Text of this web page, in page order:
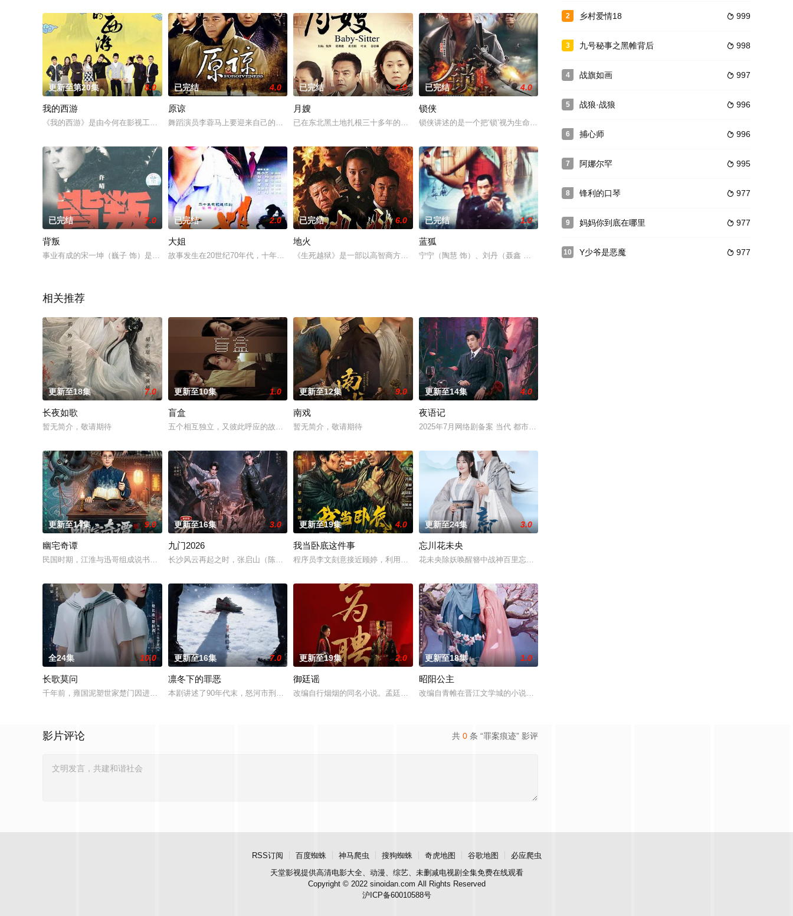
更新至第20集 8.0
我的西游
《我的西游》是由今何在影视工作室联合腾讯倾力打造的西游题材系列爆笑网络剧，这一次今何在并不执迷于再现经典西游元
已完结 4.0
原谅
舞蹈演员李蓉马上要迎来自己的首场演出，跟男朋友曲折也情投意合，准备结婚。在她的事业和人生都要掀开华彩乐章的时候
已完结 2.0
月嫂
已在东北黑土地扎根三十多年的上海知青江茂林（张秋歌 饰），得知母亲丁占菊（奚美娟 饰）病危的消息，和在当地娶的
已完结 4.0
锁侠
锁侠讲述的是一个把‘锁’视为生命的普通锁匠，经过艰难的生活磨砺，使自己从普通的锁匠，成为一代“锁侠”的
已完结 7.0
背叛
事业有成的宋一坤（巍子 饰）是东方建筑装饰工程公司的总经理，某日，他因为偷税漏税而遭到了逮捕，进了班房。受编辑
已完结 2.0
大姐
故事发生在20世纪70年代，十年动乱的汹涌波涛已成为涓涓细流，但是它在人民心中留下的创伤却久久无法愈合。在某钢
已完结 6.0
地火
《生死越狱》是一部以高智商方式展现越狱情节的电视剧，导演陈建一贯擅长军旅、谍战剧的拍摄，此次在《生死越狱》中依
已完结 1.0
蓝狐
宁宁（陶慧 饰）、刘丹（聂鑫 饰）和梁梦真（齐中扬 饰）偶然相识后，因共同的爱好组成“蓝狐”美少女组合，
相关推荐
更新至18集 7.0
长夜如歌
暂无简介，敬请期待
更新至10集 1.0
盲盒
五个相互独立，又彼此呼应的故事——用一场精心策划的“夏令营”完成复仇的受害者；临终前与遗憾和解的“无用之人”；
更新至12集 9.0
南戏
暂无简介，敬请期待
更新至14集 4.0
夜语记
2025年7月网络剧备案 当代 都市 海南越酷文化传媒有限公司
更新至14集 9.0
幽宅奇谭
民国时期，江淮与迅哥组成说书班子，偶遇“白天人住屋，晚上鬼占房”的阴阳宅，江淮被掳走配“阴婚”。他与女探长穆英
更新至16集 3.0
九门2026
长沙风云再起之时，张启山（陈伟霆 饰）与吴老狗（曾舜晞 饰）强强联手，携手霍仙姑（陈瑶 饰）与九门诸人共赴冒险
更新至19集 4.0
我当卧底这件事
程序员李文刻意接近顾婷，利用顾炎女儿奴的属性，请求老炮儿顾炎带自己用程序员身份卧底电诈集团以求查出未婚妻离奇死
更新至24集 3.0
忘川花未央
花未央除妖唤醒簪中战神百里忘川元神，二人共感相连，一同寻仙草修复肉身。未央动心，却不知自身是身负
全24集 10.0
长歌莫问
千年前，雍国泥塑世家楚门因进贡的“十二生肖”离奇流血炸裂，惨遭满门流放，楚父以死鸣冤。楚家大小姐楚梓鸢带着滔天
更新至16集 7.0
凛冬下的罪恶
本剧讲述了90年代末，怒河市刑侦支队在无普及监控、无DNA鉴定技术的支持下，通过摸排、勘查等传统刑侦手段，接连
更新至19集 2.0
御廷谣
改编自行烟烟的同名小说。孟廷辉，大平王朝有史以来个以女子进士科三元及第入翰林院的奇女子。十年前的她被他从死人堆
更新至18集 1.0
昭阳公主
改编自青帷在晋江文学城的小说《平阳公主》。
共 0 条 “罪案痕迹” 影评
影片评论
2  999
乡村爱情18
3  998
九号秘事之黑帷背后
4  997
战旗如画
5  996
战狼·战狼
6  996
捕心师
7  995
阿娜尔罕
8  977
锋利的口琴
9  977
妈妈你到底在哪里
10  977
Y少爷是恶魔
RSS订阅 百度蜘蛛 神马爬虫 搜狗蜘蛛 奇虎地图 谷歌地图
必应爬虫
天堂影视提供高清电影大全、动漫、综艺、未删减电视剧全集免费在线观看
Copyright © 2022 sinoidan.com All Rights Reserved
沪ICP备60010588号